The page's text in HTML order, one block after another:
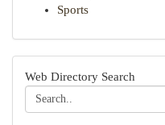
Sports
Web Directory Search